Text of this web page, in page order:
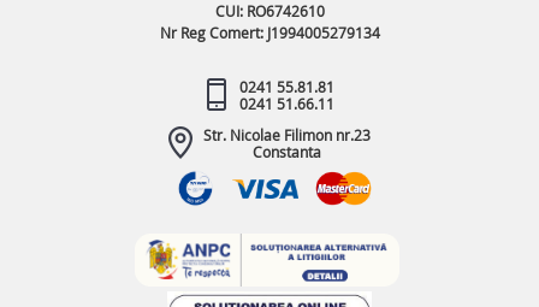
CUI: RO6742610
Nr Reg Comert: J1994005279134
0241 55.81.81
0241 51.66.11
Str. Nicolae Filimon nr.23
Constanta